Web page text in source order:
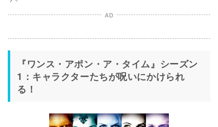
AD
『ワンス・アポン・ア・タイム』シーズン
1：キャラクターたちが呪いにかけられ
る！